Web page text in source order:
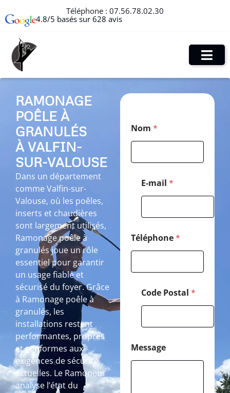
Téléphone : 07.56.78.02.30
4.8/5 basés sur 628 avis
RAMONAGE
POÊLE À
GRANULÉS
À VALFIN-
SUR-VALOUSE
Dans un département
comme Valfin-sur-
Valouse, où les poêles,
inserts et chaudières
sont largement utilisés,
Ramonage poêle à
granulés joue un rôle
essentiel pour garantir
un usage fiable et
sécurisé du foyer. Grâce
à Ramonage poêle à
granulés, les
installations restent
performantes, propres
et conformes aux
exigences de sécurité
actuelles. Le Ramoneur
analyse l’état du
Nom *
E-mail *
Téléphone*
Code Postal *
Message